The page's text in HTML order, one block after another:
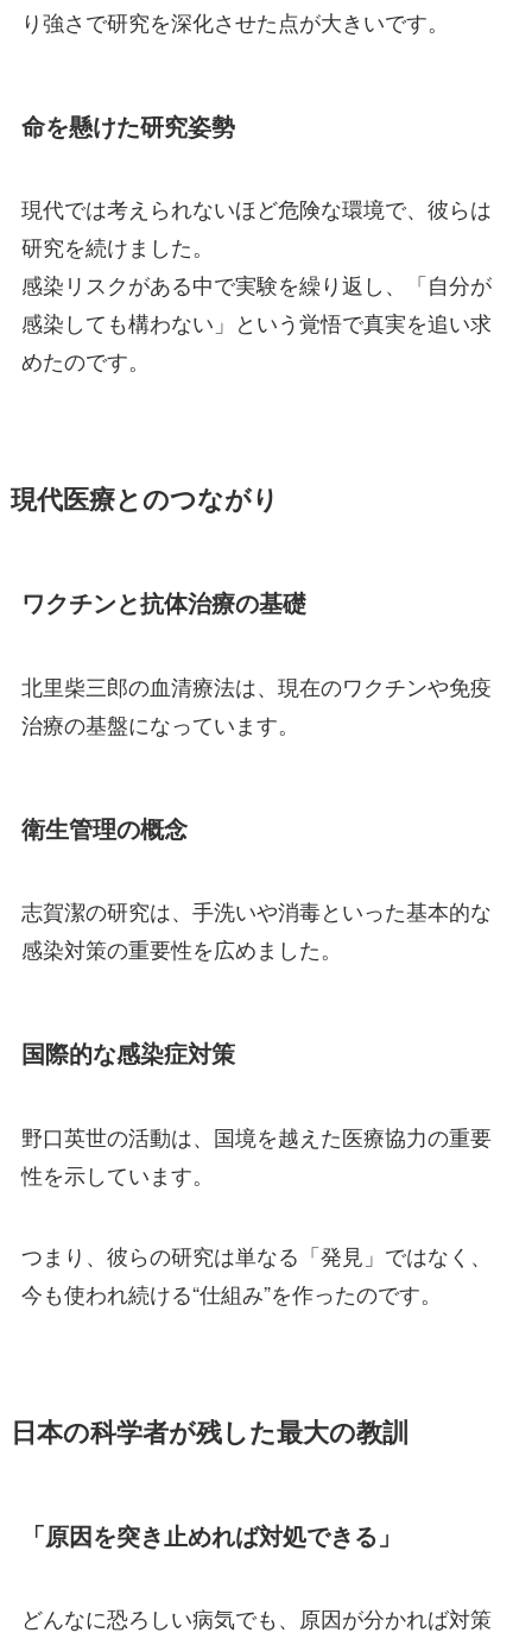
り強さで研究を深化させた点が大きいです。
命を懸けた研究姿勢
現代では考えられないほど危険な環境で、彼らは
研究を続けました。
感染リスクがある中で実験を繰り返し、「自分が
感染しても構わない」という覚悟で真実を追い求
めたのです。
現代医療とのつながり
ワクチンと抗体治療の基礎
北里柴三郎の血清療法は、現在のワクチンや免疫
治療の基盤になっています。
衛生管理の概念
志賀潔の研究は、手洗いや消毒といった基本的な
感染対策の重要性を広めました。
国際的な感染症対策
野口英世の活動は、国境を越えた医療協力の重要
性を示しています。
つまり、彼らの研究は単なる「発見」ではなく、
今も使われ続ける“仕組み”を作ったのです。
日本の科学者が残した最大の教訓
「原因を突き止めれば対処できる」
どんなに恐ろしい病気でも、原因が分かれば対策